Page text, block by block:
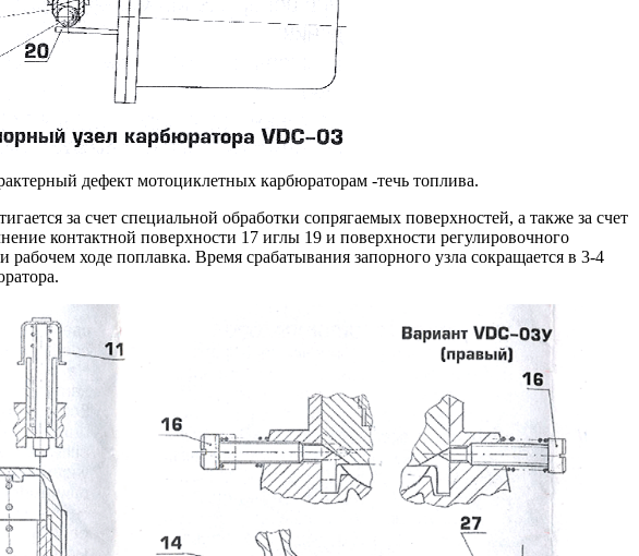
дефект мотоциклетных карбюраторам -течь топлива.
за счет специальной обработки сопрягаемых поверхностей, а также за счет
контактной поверхности 17 иглы 19 и поверхности регулировочного
рабочем ходе поплавка. Время срабатывания запорного узла сокращается в 3-4